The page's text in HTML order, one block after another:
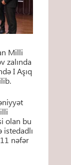
Milli
zalında
I Aşıq
olan bu
nəfər